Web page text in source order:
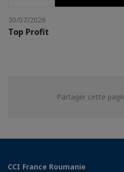
30/07/2026
Top Profit
Partager cette page
CCI France Roumanie